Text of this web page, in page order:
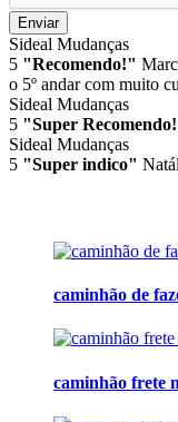
Enviar
Sideal Mudanças
5 "Recomendo!"
o 5º andar com muito
Sideal Mudanças
5 "Super
Sideal Mudanças
5 "Super indico"
caminhão de
caminhão frete